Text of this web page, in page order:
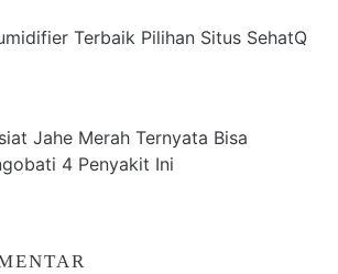
Terbaik Pilihan Situs SehatQ
Jahe Merah Ternyata Bisa
4 Penyakit Ini